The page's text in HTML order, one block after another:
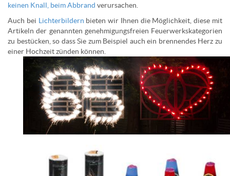
keinen Knall, beim Abbrand verursachen.
Auch bei Lichterbildern bieten wir Ihnen die Möglichkeit, diese mit
Artikeln der genannten genehmigungsfreien Feuerwerkskategorien
zu bestücken, so dass Sie zum Beispiel auch ein brennendes Herz zu
einer Hochzeit zünden können.